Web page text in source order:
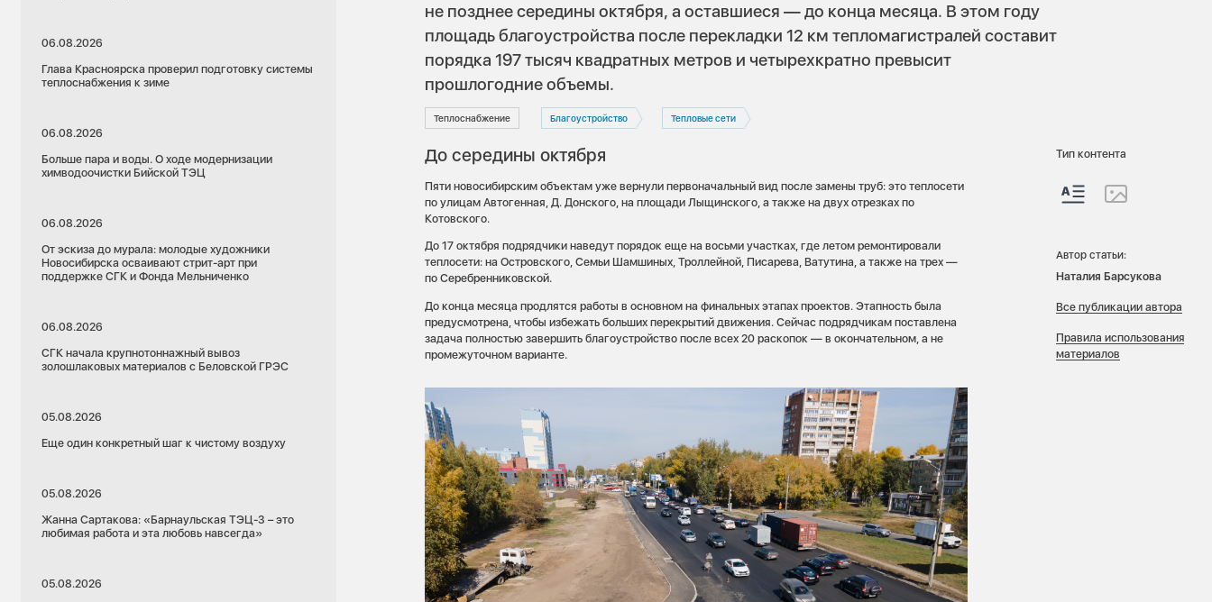
06.08.2026
Глава Красноярска проверил подготовку системы
теплоснабжения к зиме
06.08.2026
Больше пара и воды. О ходе модернизации
химводоочистки Бийской ТЭЦ
06.08.2026
От эскиза до мурала: молодые художники
Новосибирска осваивают стрит-арт при
поддержке СГК и Фонда Мельниченко
06.08.2026
СГК начала крупнотоннажный вывоз
золошлаковых материалов с Беловской ГРЭС
05.08.2026
Еще один конкретный шаг к чистому воздуху
05.08.2026
Жанна Сартакова: «Барнаульская ТЭЦ-3 – это
любимая работа и эта любовь навсегда»
05.08.2026
не позднее середины октября, а оставшиеся — до конца месяца. В этом году
площадь благоустройства после перекладки 12 км тепломагистралей составит
порядка 197 тысяч квадратных метров и четырехкратно превысит
прошлогодние объемы.
Теплоснабжение Благоустройство Тепловые сети
До середины октября
Пяти новосибирским объектам уже вернули первоначальный вид после замены труб: это теплосети
по улицам Автогенная, Д. Донского, на площади Лыщинского, а также на двух отрезках по
Котовского.
До 17 октября подрядчики наведут порядок еще на восьми участках, где летом ремонтировали
теплосети: на Островского, Семьи Шамшиных, Троллейной, Писарева, Ватутина, а также на трех —
по Серебренниковской.
До конца месяца продлятся работы в основном на финальных этапах проектов. Этапность была
предусмотрена, чтобы избежать больших перекрытий движения. Сейчас подрядчикам поставлена
задача полностью завершить благоустройство после всех 20 раскопок — в окончательном, а не
промежуточном варианте.
Тип контента
Автор статьи:
Наталия Барсукова
Все публикации автора
Правила использования
материалов